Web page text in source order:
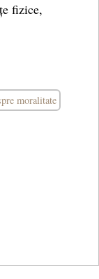
fizice,
moralitate